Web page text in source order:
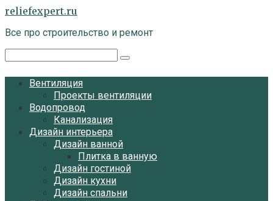
Перейти
контенту
reliefexpert.ru
Все про строительство и ремонт
Вентиляция
Проекты вентиляции
Водопровод
Канализация
Дизайн интерьера
Дизайн ванной
Плитка в ванную
Дизайн гостиной
Дизайн кухни
Дизайн спальни